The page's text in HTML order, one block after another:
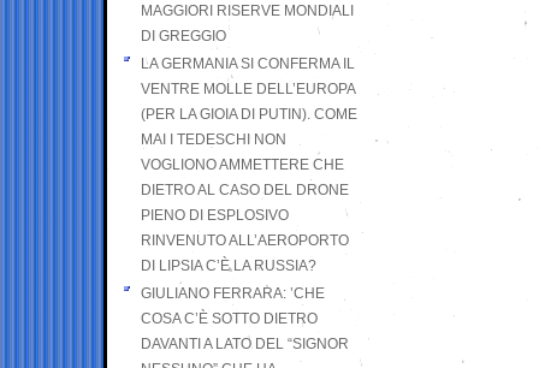
MAGGIORI RISERVE MONDIALI
DI GREGGIO
LA GERMANIA SI CONFERMA IL
VENTRE MOLLE DELL’EUROPA
(PER LA GIOIA DI PUTIN). COME
MAI I TEDESCHI NON
VOGLIONO AMMETTERE CHE
DIETRO AL CASO DEL DRONE
PIENO DI ESPLOSIVO
RINVENUTO ALL’AEROPORTO
DI LIPSIA C’È LA RUSSIA?
GIULIANO FERRARA: ’CHE
COSA C’È SOTTO DIETRO
DAVANTI A LATO DEL “SIGNOR